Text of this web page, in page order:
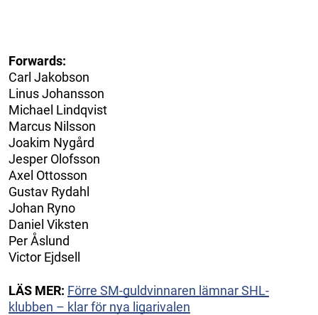
Forwards:
Carl Jakobson
Linus Johansson
Michael Lindqvist
Marcus Nilsson
Joakim Nygård
Jesper Olofsson
Axel Ottosson
Gustav Rydahl
Johan Ryno
Daniel Viksten
Per Åslund
Victor Ejdsell
LÄS MER: Förre SM-guldvinnaren lämnar SHL-
klubben – klar för nya ligarivalen